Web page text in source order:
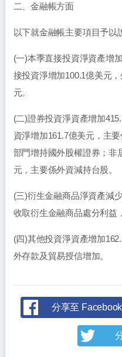
二、金融帳方面
以下就金融帳主要項目予以
(一)本季直接投資淨資產增
接投資淨增加100.1億美元
元。
(二)證券投資淨資產增加
資淨增加161.7億美元，主
部門增持國外股權證券；非
元，主要係外資減持台股。
(三)衍生金融商品淨資產減
收取衍生金融商品處分利益
(四)其他投資淨資產增加
外存款及貿易授信增加。
分享至 Facebook